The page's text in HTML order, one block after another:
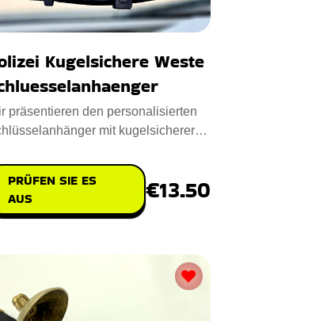
Kugelsichere Weste
präsentieren den personalisierten
mit kugelsicherer
PRÜFEN SIE ES
AUS
€13.50